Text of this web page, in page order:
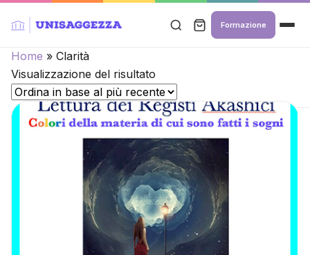
Formazione
Home » Clarità
Visualizzazione del risultato